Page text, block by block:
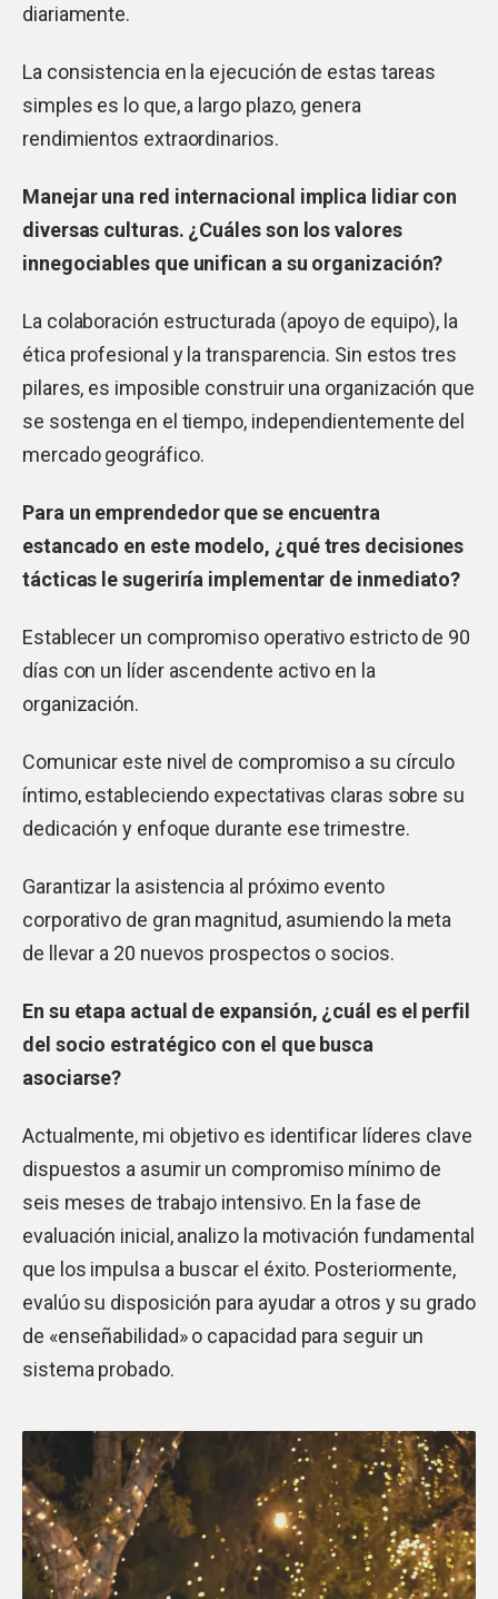
diariamente.
La consistencia en la ejecución de estas tareas
simples es lo que, a largo plazo, genera
rendimientos extraordinarios.
Manejar una red internacional implica lidiar con
diversas culturas. ¿Cuáles son los valores
innegociables que unifican a su organización?
La colaboración estructurada (apoyo de equipo), la
ética profesional y la transparencia. Sin estos tres
pilares, es imposible construir una organización que
se sostenga en el tiempo, independientemente del
mercado geográfico.
Para un emprendedor que se encuentra
estancado en este modelo, ¿qué tres decisiones
tácticas le sugeriría implementar de inmediato?
Establecer un compromiso operativo estricto de 90
días con un líder ascendente activo en la
organización.
Comunicar este nivel de compromiso a su círculo
íntimo, estableciendo expectativas claras sobre su
dedicación y enfoque durante ese trimestre.
Garantizar la asistencia al próximo evento
corporativo de gran magnitud, asumiendo la meta
de llevar a 20 nuevos prospectos o socios.
En su etapa actual de expansión, ¿cuál es el perfil
del socio estratégico con el que busca
asociarse?
Actualmente, mi objetivo es identificar líderes clave
dispuestos a asumir un compromiso mínimo de
seis meses de trabajo intensivo. En la fase de
evaluación inicial, analizo la motivación fundamental
que los impulsa a buscar el éxito. Posteriormente,
evalúo su disposición para ayudar a otros y su grado
de «enseñabilidad» o capacidad para seguir un
sistema probado.